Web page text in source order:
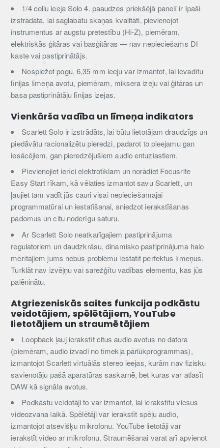
1/4 collu ieeja Solo 4. paaudzes priekšējā panelī ir īpaši
izstrādāta, lai saglabātu skaņas kvalitāti, pievienojot
instrumentus ar augstu pretestību (Hi-Z), piemēram,
elektriskās ģitāras vai basģitāras — nav nepieciešams DI
kaste vai pastiprinātājs.
Nospiežot pogu, 6,35 mm ieeju var izmantot, lai ievadītu
līnijas līmeņa avotu, piemēram, miksera izeju vai ģitāras un
basa pastiprinātāju līnijas izejas.
Vienkārša vadība un līmeņa indikators
Scarlett Solo ir izstrādāts, lai būtu lietotājam draudzīgs un
piedāvātu racionalizētu pieredzi, padarot to pieejamu gan
iesācējiem, gan pieredzējušiem audio entuziastiem.
Pievienojiet ierīci elektrotīklam un norādiet Focusrite
Easy Start rīkam, kā vēlaties izmantot savu Scarlett, un
ļaujiet tam vadīt jūs cauri visai nepieciešamajai
programmatūrai un iestatīšanai, sniedzot ierakstīšanas
padomus un citu noderīgu saturu.
Ar Scarlett Solo neatkarīgajiem pastiprinājuma
regulatoriem un daudzkrāsu, dinamisko pastiprinājuma halo
mērītājiem jums nebūs problēmu iestatīt perfektus līmeņus.
Turklāt nav izvēļņu vai sarežģītu vadības elementu, kas jūs
palēninātu.
Atgriezeniskās saites funkcija podkāstu
veidotājiem, spēlētājiem, YouTube
lietotājiem un straumētājiem
Loopback ļauj ierakstīt citus audio avotus no datora
(piemēram, audio izvadi no tīmekļa pārlūkprogrammas),
izmantojot Scarlett virtuālās stereo ieejas, kurām nav fizisku
savienotāju pašā aparatūras saskarnē, bet kuras var atlasīt
DAW kā signāla avotus.
Podkāstu veidotāji to var izmantot, lai ierakstītu viesus
videozvana laikā. Spēlētāji var ierakstīt spēļu audio,
izmantojot atsevišķu mikrofonu. YouTube lietotāji var
ierakstīt video ar mikrofonu. Straumēšanai varat arī apvienot